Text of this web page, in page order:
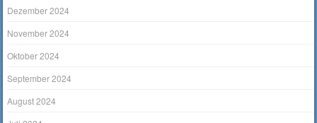
Dezember 2024
November 2024
Oktober 2024
September 2024
August 2024